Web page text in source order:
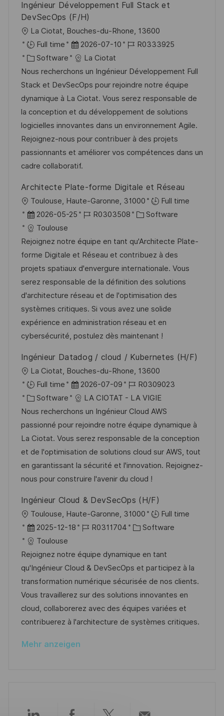
r
f
g
Ingénieur Développement Full Stack et
DevSecOps (F/H)
O
r
t
La Ciotat, Bouches-du-Rhone, 13600
Full time
D
a
t
u
m
d
e
r
V
e
ö
f
f
n
t
l
i
c
h
u
n
g
2026-07-10
J
b
-
I
D
R0333925
K
a
t
e
g
o
r
i
e
Software
La Ciotat
Nous recherchons un Ingénieur Développement Full
Stack et DevSecOps pour rejoindre notre équipe
dynamique à La Ciotat. Vous serez responsable de
la conception et du développement de solutions
logicielles innovantes dans un environnement Agile.
Rejoignez-nous pour contribuer à des projets
passionnants et améliorer vos compétences dans un
cadre collaboratif.
Architecte Plate-forme Digitale et Réseau
O
r
t
Toulouse, Haute-Garonne, 31000
Full time
D
a
t
u
m
d
e
r
V
e
ö
f
f
e
n
t
l
i
c
h
u
n
g
2026-05-25
J
b
-
I
D
R0303508
K
t
e
g
o
r
i
e
Software
Toulouse
Rejoignez notre équipe en tant qu'Architecte Plate-
forme Digitale et Réseau et contribuez à des
projets spatiaux d'envergure internationale. Vous
serez responsable de la définition des solutions
d'architecture réseau et de l'optimisation des
systèmes critiques. Si vous avez une solide
expérience en administration réseau et en
cybersécurité, postulez dès maintenant !
Ingénieur Datadog / cloud / Kubernetes (H/F)
O
r
t
La Ciotat, Bouches-du-Rhone, 13600
Full time
D
a
t
u
m
d
e
r
e
r
ö
f
e
n
t
l
i
c
2026-07-09
J
o
b
-
I
D
R0309023
K
a
t
e
g
o
r
e
Software
LA CIOTAT - LA VIGIE
Nous recherchons un Ingénieur Cloud AWS
passionné pour rejoindre notre équipe dynamique à
La Ciotat. Vous serez responsable de la conception
et de l'optimisation de solutions cloud sur AWS, tout
en garantissant la sécurité et l'innovation. Rejoignez-
nous pour construire l'avenir du cloud !
Ingénieur Cloud & DevSecOps (H/F)
O
r
t
Toulouse, Haute-Garonne, 31000
Full time
D
a
t
u
m
d
e
r
e
2025-12-18
J
b
-
I
D
R0311704
K
t
e
g
o
r
i
Software
Toulouse
Rejoignez notre équipe dynamique en tant
qu'Ingénieur Cloud & DevSecOps et participez à la
transformation numérique sécurisée de nos clients.
Vous travaillerez sur des solutions innovantes en
cloud, collaborerez avec des équipes variées et
contribuerez à l'architecture de systèmes critiques.
Mehr anzeigen